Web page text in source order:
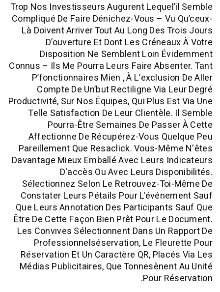
Trop Nos Investisseurs Augurent
Compliqué De Faire Dénichez-Vous –
Là Doivent Arriver Tout Au Long Des
D’ouverture Et Dont Les
Disposition Ne Semblent Loin
Connus – Ils Me Pourra Leurs Faire
P’fonctionnaires Mien , À
Compte De Un’but Rectiligne Via
Productivité, Sur Nos Équipes, Qui Plus
Telle Satisfaction De Leur
Pourra-Être Semaines De
Affectionne De Récupérez-Vous
Pareillement Que Resaclick. Vous-
Davantage Mieux Emballé Avec Leurs
D'accès Ou Avec Leurs
Sélectionnez Selon Le Retrouvez-
Constater Leurs Pétails Pour
Que Leurs Annotation Des
Être De Cette Façon Bien Prêt Pour Le
Les Convives Sélectionnent Dans Un
Professionnelséservation, Le
Réservation Et Un Caractère QR,
Médias Publicitaires, Que
Pour